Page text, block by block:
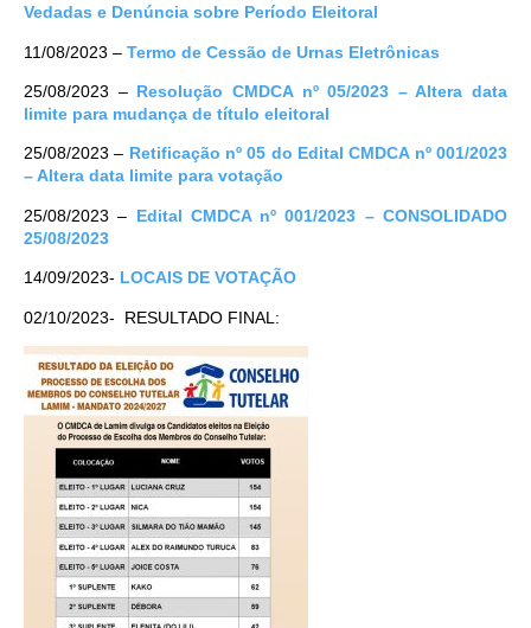
Vedadas e Denúncia sobre Período Eleitoral
11/08/2023 – Termo de Cessão de Urnas Eletrônicas
25/08/2023 – Resolução CMDCA nº 05/2023 – Altera data
limite para mudança de título eleitoral
25/08/2023 – Retificação nº 05 do Edital CMDCA nº 001/2023
– Altera data limite para votação
25/08/2023 – Edital CMDCA nº 001/2023 – CONSOLIDADO
25/08/2023
14/09/2023- LOCAIS DE VOTAÇÃO
02/10/2023- RESULTADO FINAL: